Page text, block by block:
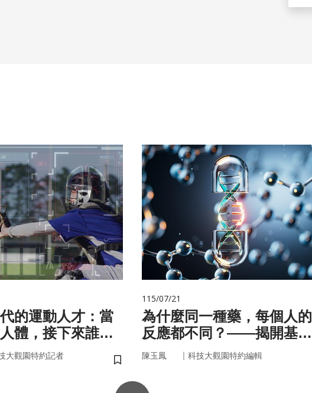
的運動人才：當
體，接下來誰來
大觀園特約記者
儲存書籤
115/07/21
為什麼同一種藥，每個人的
反應都不同？——揭開基因
的用藥密碼
陳玉鳳 ｜ 科技大觀園特約編輯